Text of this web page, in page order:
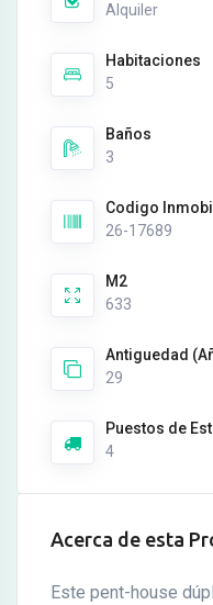
Alquiler
Habitaciones
5
Baños
3
Codigo
26-17689
M2
633
Antiguedad
29
Puestos de
4
Acerca de esta
Este pent-house